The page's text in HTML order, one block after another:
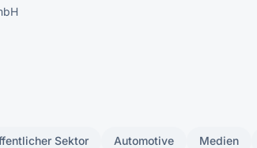
Sektor Automotive Medien